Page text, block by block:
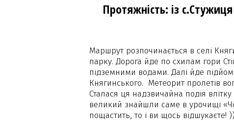
Протяжність: із
Маршрут розпочинається в селі
парку. Дорога йде по схилам гори
підземними водами. Далі йде
Княгинського. Метеорит пролетів
Сталася ця надзвичайна подія
великий знайшли саме в урочищі
пощастить, то і ви щось відшукаєте!